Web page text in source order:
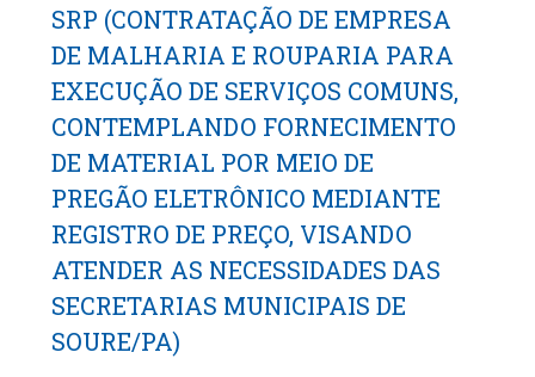
SRP (CONTRATAÇÃO DE EMPRESA
DE MALHARIA E ROUPARIA PARA
EXECUÇÃO DE SERVIÇOS COMUNS,
CONTEMPLANDO FORNECIMENTO
DE MATERIAL POR MEIO DE
PREGÃO ELETRÔNICO MEDIANTE
REGISTRO DE PREÇO, VISANDO
ATENDER AS NECESSIDADES DAS
SECRETARIAS MUNICIPAIS DE
SOURE/PA)